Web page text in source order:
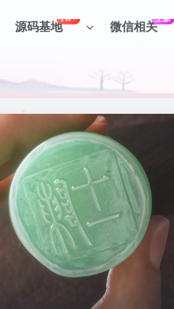
源码基地
1W+
微信相关
上新
源一网打尽。
少信息差 + 见识各种项目 + 提升
源一网打尽。
少信息差 + 见识各种项目 + 提升